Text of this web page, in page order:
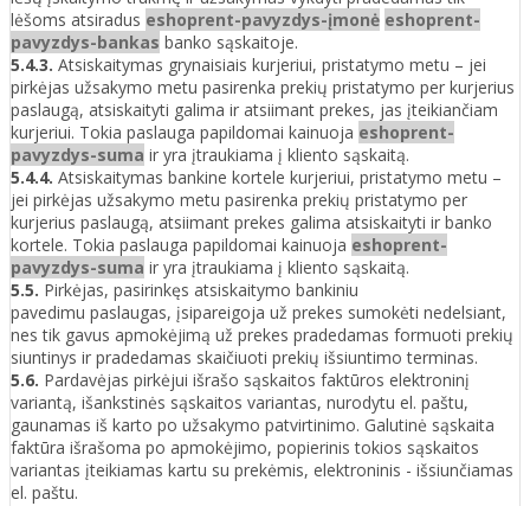
lėšoms atsiradus eshoprent-pavyzdys-įmonė eshoprent-
pavyzdys-bankas banko sąskaitoje.
5.4.3. Atsiskaitymas grynaisiais kurjeriui, pristatymo metu – jei
pirkėjas užsakymo metu pasirenka prekių pristatymo per kurjerius
paslaugą, atsiskaityti galima ir atsiimant prekes, jas įteikiančiam
kurjeriui. Tokia paslauga papildomai kainuoja eshoprent-
pavyzdys-suma ir yra įtraukiama į kliento sąskaitą.
5.4.4. Atsiskaitymas bankine kortele kurjeriui, pristatymo metu –
jei pirkėjas užsakymo metu pasirenka prekių pristatymo per
kurjerius paslaugą, atsiimant prekes galima atsiskaityti ir banko
kortele. Tokia paslauga papildomai kainuoja eshoprent-
pavyzdys-suma ir yra įtraukiama į kliento sąskaitą.
5.5. Pirkėjas, pasirinkęs atsiskaitymo bankiniu
pavedimu paslaugas, įsipareigoja už prekes sumokėti nedelsiant,
nes tik gavus apmokėjimą už prekes pradedamas formuoti prekių
siuntinys ir pradedamas skaičiuoti prekių išsiuntimo terminas.
5.6. Pardavėjas pirkėjui išrašo sąskaitos faktūros elektroninį
variantą, išankstinės sąskaitos variantas, nurodytu el. paštu,
gaunamas iš karto po užsakymo patvirtinimo. Galutinė sąskaita
faktūra išrašoma po apmokėjimo, popierinis tokios sąskaitos
variantas įteikiamas kartu su prekėmis, elektroninis - išsiunčiamas
el. paštu.